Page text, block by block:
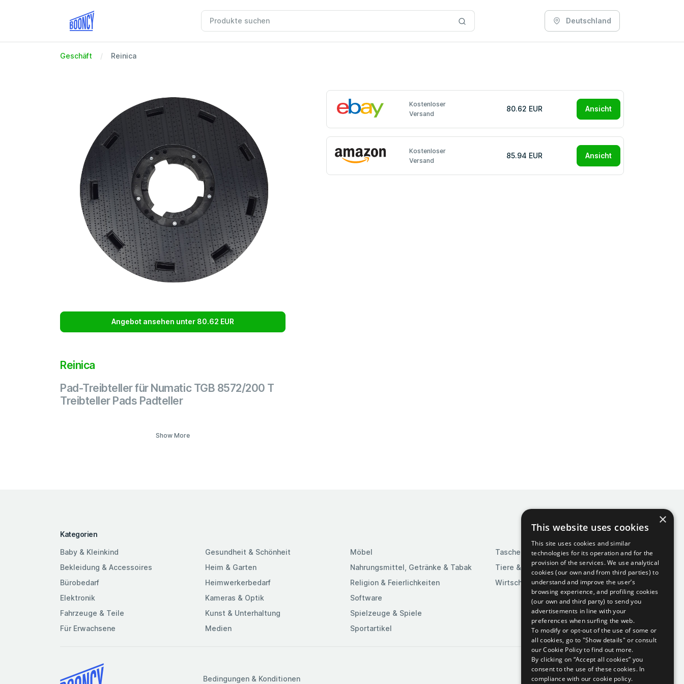
Deutschland
Geschäft Reinica
Angebot ansehen unter 80.62 EUR
Reinica
Pad-Treibteller für Numatic TGB 8572/200 T
Treibteller Pads Padteller
Show More
Kostenloser
Versand
80.62 EUR Ansicht
Kostenloser
Versand
85.94 EUR Ansicht
Kategorien
Baby & Kleinkind
Bekleidung & Accessoires
Bürobedarf
Elektronik
Fahrzeuge & Teile
Für Erwachsene
Gesundheit & Schönheit
Heim & Garten
Heimwerkerbedarf
Kameras & Optik
Kunst & Unterhaltung
Medien
Möbel
Nahrungsmittel, Getränke & Tabak
Religion & Feierlichkeiten
Software
Spielzeuge & Spiele
Sportartikel
Taschen & Gepäck
Tiere & Tierbedarf
Wirtschaft & Industrie
Bedingungen & Konditionen
×
This website uses cookies
This site uses cookies and similar
technologies for its operation and for the
provision of the services. We use analytical
cookies (our own and from third parties) to
understand and improve the user’s
browsing experience, and profiling cookies
(our own and third party) to send you
advertisements in line with your
preferences when surfing the web.
To modify or opt-out of the use of some or
all cookies, go to "Show details" or consult
our Cookie Policy to find out more.
By clicking on “Accept all cookies” you
consent to the use of these cookies. In
compliance with our cookie policy.